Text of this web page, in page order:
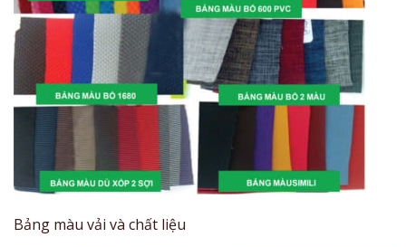
Bảng màu vải và chất liệu